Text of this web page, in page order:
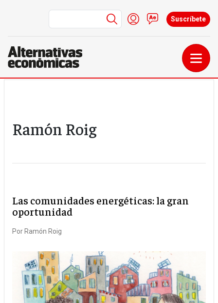
Menú de cuenta de
Iniciar sesión
Contacto
Suscríbete
Ramón Roig
Las comunidades energéticas: la gran
oportunidad
Por Ramón Roig